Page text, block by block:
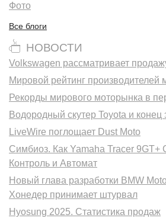
Фото
Все блоги
НОВОСТИ
Volkswagen рассматривает
Мировой рейтинг производителей
Рекорды мирового моторынка в
Водородный скутер Toyota и конец
LiveWire поглощает Dust Moto
Симбиоз. Как Yamaha Tracer 9GT+
Контроль и Автомат
Новый глава разработки BMW
Хонедер принимает штурвал
Hyosung 2025. Статистика продаж